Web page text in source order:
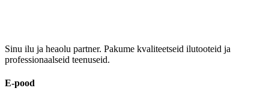
Sinu ilu ja heaolu partner. Pakume kvaliteetseid ilutooteid ja
professionaalseid teenuseid.
E-pood